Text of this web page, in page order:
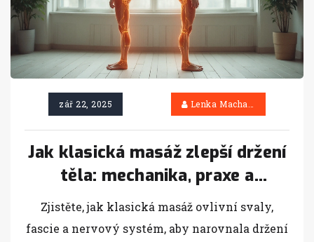
zář 22, 2025 Lenka Machačová
Jak klasická masáž zlepší držení
těla: mechanika, praxe a
výsledky
Zjistěte, jak klasická masáž ovlivní svaly,
fascie a nervový systém, aby narovnala držení